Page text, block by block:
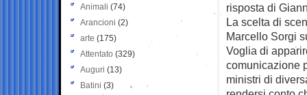
risposta di
La scelta di
Marcello Sorgi
Voglia di
comunicazione
ministri di
Animali (74)
Arancioni (2)
arte (175)
Attentato (329)
Auguri (13)
Batini (3)